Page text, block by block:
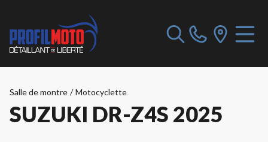
Salle de montre / Motocyclette
SUZUKI DR-Z4S 2025